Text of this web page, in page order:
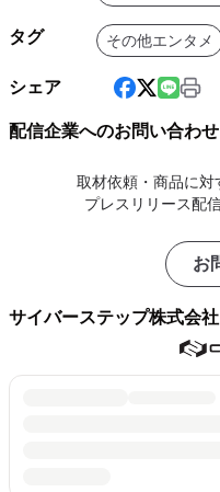
タグ その他エンタメ
シェア
配信企業へのお問い合わせ
取材依頼・商品に対
プレスリリース配
お
サイバーステップ株式会社